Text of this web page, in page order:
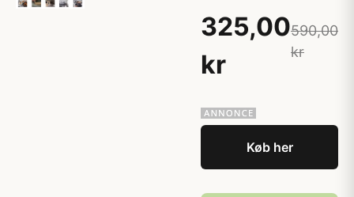
325,00
kr
590,00
kr
Køb her